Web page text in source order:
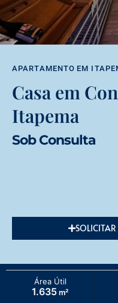
APARTAMENTO EM
Casa em
Itapema
Sob Consulta
Área Útil
1.635 m²